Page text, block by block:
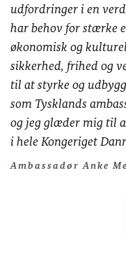
udfordringer i en
har behov for stærke
økonomisk og
sikkerhed, frihed og
til at styrke og
som Tysklands
og jeg glæder mig til
i hele Kongeriget
Ambassadør Anke